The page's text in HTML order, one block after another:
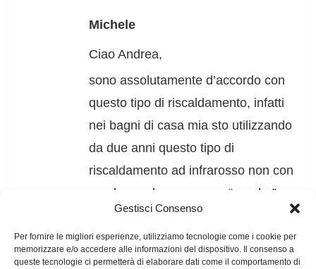
Gestisci Consenso
Per fornire le migliori esperienze, utilizziamo tecnologie come i cookie per
memorizzare e/o accedere alle informazioni del dispositivo. Il consenso a
queste tecnologie ci permetterà di elaborare dati come il comportamento di
Michele
Ciao Andrea,
sono assolutamente d’accordo con
questo tipo di riscaldamento, infatti
nei bagni di casa mia sto utilizzando
da due anni questo tipo di
riscaldamento ad infrarosso non con
una lampada ma con un “quadro”.
Infatti sono degli elementi di raffinato
design realizzati in vetro, laccato,
trasparente o a specchio da